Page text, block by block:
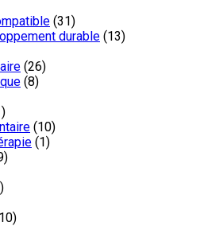
(31)
durable (13)
(26)
(8)
(10)
(1)